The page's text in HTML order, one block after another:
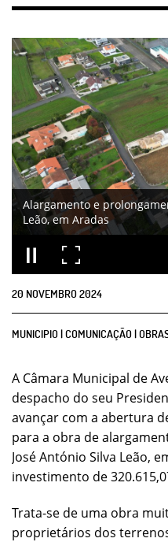
Alargamento e
Leão, em Aradas
20 NOVEMBRO2024
MUNICIPIO | COMUNICAÇÃO |
A Câmara Municipal de
despacho do seu
avançar com a abertura
para a obra de
José António Silva Leão,
investimento de
Trata-se de uma obra
proprietários dos